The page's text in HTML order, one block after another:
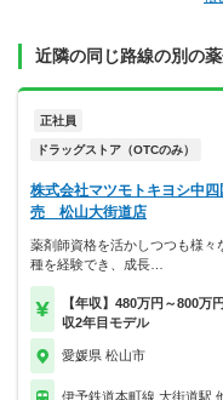
近隣の同じ路線の別の
正社員
ドラッグストア（OTCのみ）
株式会社マツモトキヨシ中四
売 松山大街道店
薬剤師資格を活かしつつも様々
種を経験でき、成長…
【年収】480万円～800万
収2年目モデル
愛媛県 松山市
伊予鉄道本町線 大街道駅